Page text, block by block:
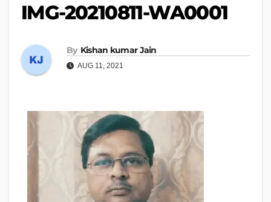
IMG-20210811-WA0001
By Kishan kumar Jain
AUG 11, 2021